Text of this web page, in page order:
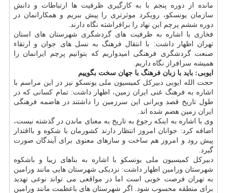
مانده از دوره پنجم با به کارگیری ظرفیت ها ارتباطات و دانش
سازمان یونسکو، رویکرد موثرتری را پیش ببریم و همکارانمان در
دوره ششم پرچم این نهاد را برافراشته نگاه دارند.
فخاری با اشاره به ظرفیت های گردشگری شهرستان های استان
تهران اظهار داشت: با انتقال فرهنگ به نسل های جوان و ارتقاء
صنعت گردشگری فرهنگی امیدواریم که بتوانیم پرچم ایرانمان را
همیشه سرافراز نگاه داریم.
ایوبی: باید با زبان فرهنگ با جهان سخت بگوییم
حجت الله ایوبی دبیرکل کمیسیون ملی یونسکو نیز در این مراسم با
اشاره به فرهنگ غنی ایران زمین، اظهار داشت: تمام کسانی که در
طول تاریخ قصد ویرانی این سرزمین را داشتند در هاضمه فرهنگی
ایران زمین هضم شده اند.
وی با اشاره به اینکه رجوع به تاریخ به معنای ماندن در گذشته نیست،
اضافه کرد: جوانان امروز انتظار دارند کشورمان با شکوه و بااقتدار
پیش رود و امروز هم ساخت و سازهای معنوی برای آیندگان صورت
گیرد.
دبیرکل کمیسیون ملی یونسکو با اشاره به بناهای زیبا و باشکوه
شهرستان ورامین اظهار داشت: نزدیکی شهرستان هایی مانند ورامین
به تهران فرصت خوبی است اما در مواقعی می تواند نوعی تهدید
برای منطقه محسوب شود. اگر شهرستان های باعظمت مانند ورامین